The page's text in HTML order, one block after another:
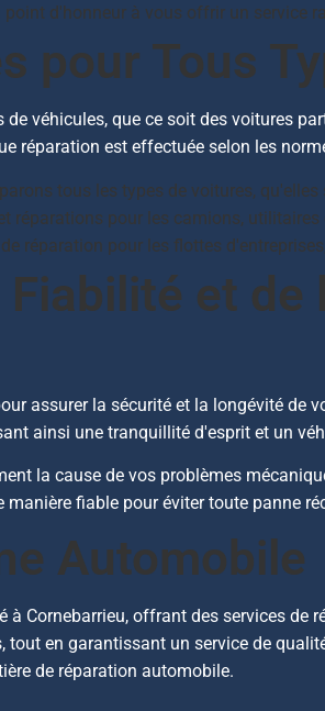
point d'honneur à vous offrir un service
pour Tous
véhicules, que ce soit des voitures
réparation est effectuée selon les
tous les types de voitures, qu'elles
réparations pour les camions, utilitaires
réparation pour les flottes
et de
assurer la sécurité et la longévité de
ainsi une tranquillité d'esprit et un
la cause de vos problèmes
fiable pour éviter toute panne
Automobile
Cornebarrieu, offrant des services
en garantissant un service de
de réparation automobile.